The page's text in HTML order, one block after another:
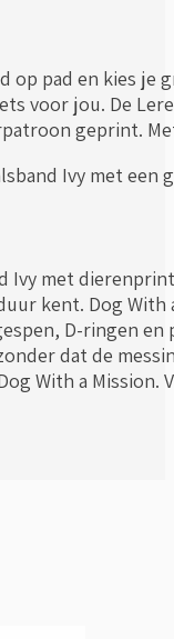
op pad en kies
voor jou. De
geprint.
Ivy met een
Ivy met
kent. Dog
D-ringen
dat de
With a